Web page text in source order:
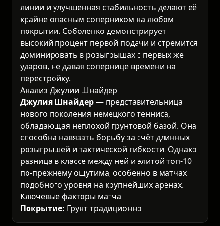
линии и улучшенная стабильность делают её
крайне опасным соперником на любом
покрытии. Соболенко демонстрирует
высокий процент первой подачи и стремится
доминировать в розыгрышах с первых же
ударов, не давая сопернице времени на
перестройку.
Анализ Джулии Шнайдер
Джулия Шнайдер— представительница
нового поколения немецкого тенниса,
обладающая неплохой грунтовой базой. Она
способна навязать борьбу за счёт длинных
розыгрышей и тактической гибкости. Однако
разница в классе между ней и элитой топ-10
по-прежнему ощутима, особенно в матчах
подобного уровня на крупнейших аренах.
Ключевые факторы матча
Покрытие: Грунт традиционно нивелирует
преимущество мощной подачи, однако